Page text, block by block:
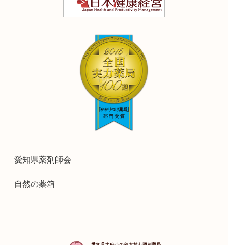
愛知県薬剤師会
自然の薬箱